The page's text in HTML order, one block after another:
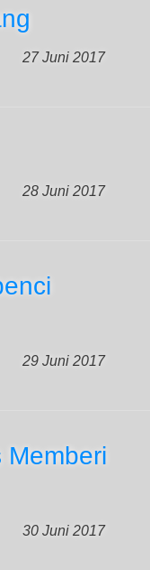
27 Juni 2017
28 Juni 2017
29 Juni 2017
Memberi
30 Juni 2017